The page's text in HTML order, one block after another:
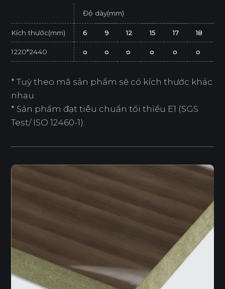
Độ dày(mm)
Kích thước(mm) 6 9 12 15 17 18
1220*2440 o o o o o o
* Tuỳ theo mã sản phẩm sẽ có kích thước khác
nhau.
* Sản phẩm đạt tiêu chuẩn tối thiểu E1 (SGS
Test/ ISO 12460-1).